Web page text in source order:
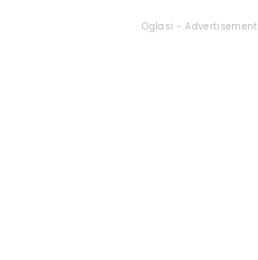
Oglasi - Advertisement